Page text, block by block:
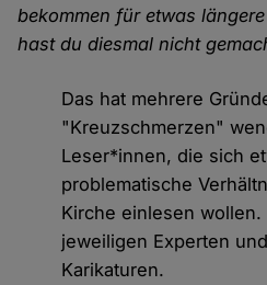
bekommen für etwas
hast du diesmal nicht
Das hat mehrere
"Kreuzschmerzen"
Leser*innen, die sich
problematische
Kirche einlesen
jeweiligen Experten
Karikaturen.